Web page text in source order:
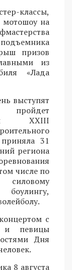
классы,
мотошоу на
подъемника
призов
из
«Лада
выступят
пройдет
XXIII
31
региона
числе по
с
и певицы
Дня
8 августа